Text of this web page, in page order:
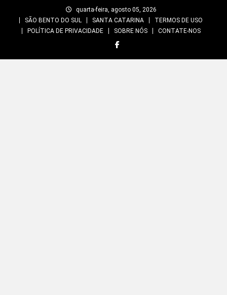
quarta-feira, agosto 05, 2026
SÃO BENTO DO SUL
SANTA CATARINA
TERMOS DE USO
POLÍTICA DE PRIVACIDADE
SOBRE NÓS CONTATE-NOS